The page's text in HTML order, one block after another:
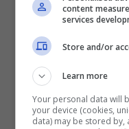
commentaree
content
services
Store and/or
Learn more
Your personal data will
your device (cookies,
data) may be stored by,